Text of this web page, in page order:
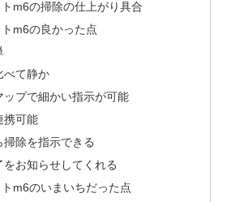
m6の掃除の仕上がり具合
m6の良かった点
べて静か
ップで細かい指示が可能
携可能
掃除を指示できる
をお知らせしてくれる
m6のいまいちだった点